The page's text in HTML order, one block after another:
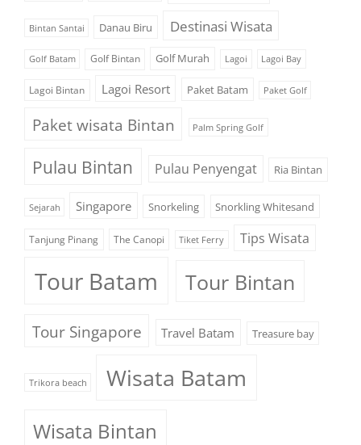
Bintan Santai Danau Biru Destinasi Wisata
Golf Batam Golf Bintan Golf Murah Lagoi Lagoi Bay
Lagoi Bintan Lagoi Resort Paket Batam Paket Golf
Paket wisata Bintan Palm Spring Golf
Pulau Bintan Pulau Penyengat Ria Bintan
Sejarah Singapore Snorkeling Snorkling Whitesand
Tanjung Pinang The Canopi Tiket Ferry Tips Wisata
Tour Batam Tour Bintan
Tour Singapore Travel Batam Treasure bay
Trikora beach Wisata Batam
Wisata Bintan